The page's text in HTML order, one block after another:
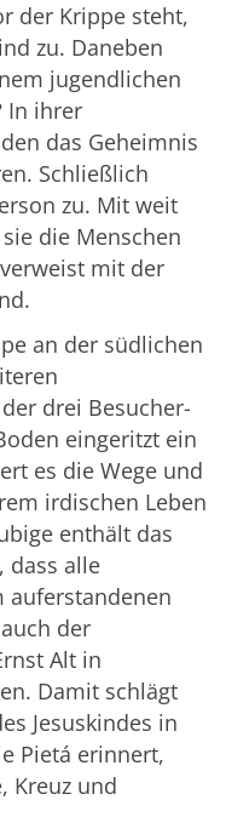
der Krippe steht,
zu. Daneben
jugendlichen
In ihrer
das Geheimnis
Schließlich
zu. Mit weit
die Menschen
mit der
an der südlichen
drei Besucher-
eingeritzt ein
es die Wege und
irdischen Leben
enthält das
dass alle
auferstandenen
der
Alt in
Damit schlägt
Jesuskindes in
Pietá erinnert,
Kreuz und